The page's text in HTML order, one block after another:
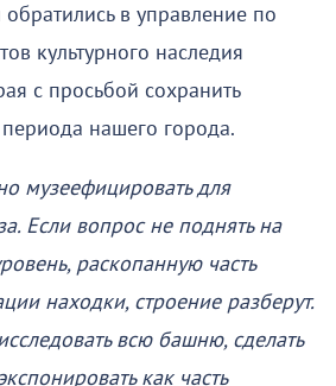
в управление по
культурного наследия
с просьбой сохранить
периода нашего города.
музеефицировать для
Если вопрос не поднять на
раскопанную часть
находки, строение разберут.
всю башню, сделать
как часть